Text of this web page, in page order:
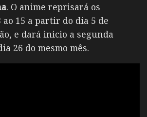
. O anime reprisará os
ao 15 a partir do dia 5 de
e dará inicio a segunda
26 do mesmo mês.